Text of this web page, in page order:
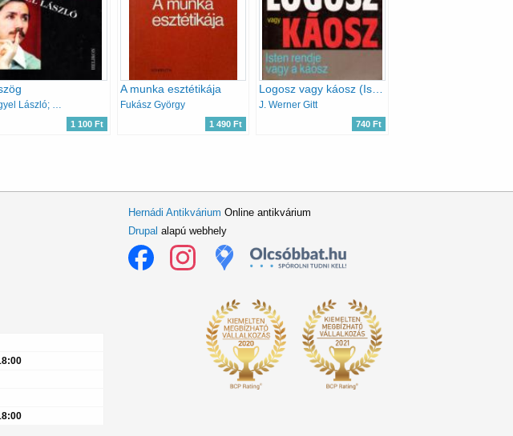
Lengyel László; Hankiss Elemér
1 100 Ft
A munka esztétikája
Fukász György
1 490 Ft
J. Werner Gitt
740 Ft
Hernádi Antikvárium Online antikvárium
Drupal alapú webhely